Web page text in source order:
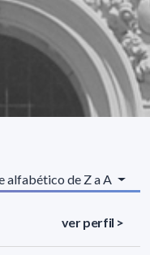
alfabético de Z a A
ver perfil >